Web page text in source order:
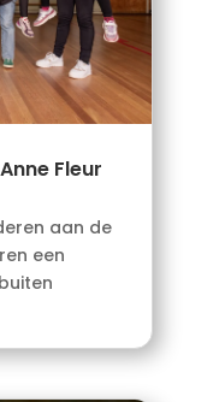
Fleur
aan de
een